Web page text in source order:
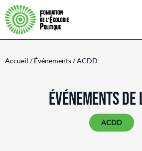
Accueil /Événements/ ACDD
ÉVÉNEMENTS DE
ACDD